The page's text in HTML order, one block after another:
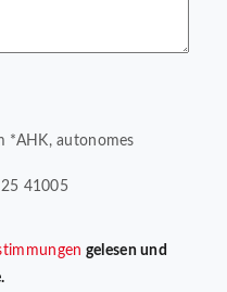
*AHK, autonomes
41005
gelesen und